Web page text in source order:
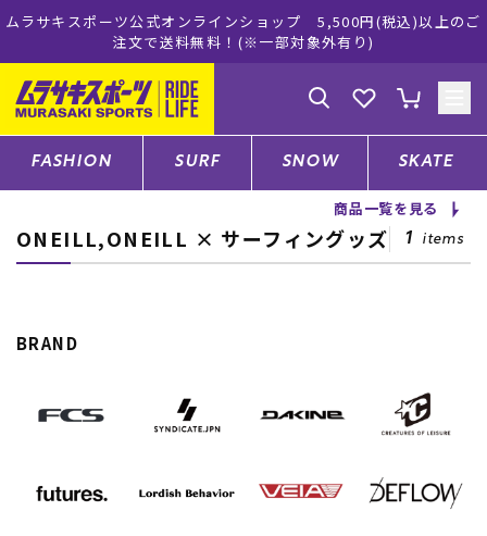
ポーツ公式オンラインショップ 5,500円(税込)以上のご
注文で送料無料！(※一部対象外有り)
ムラサキ
ゲスト様
ログイン 会員登録
店舗一覧
ファッションTOP
FASHION SURF SNOW SKATE
商品一覧を見る
ONEILL,ONEILL × サーフィングッズ 1 items
BRAND